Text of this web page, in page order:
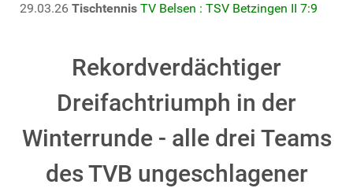
29.03.26 Tischtennis TV Belsen : TSV Betzingen II 7:9
Rekordverdächtiger
Dreifachtriumph in der
Winterrunde - alle drei Teams
des TVB ungeschlagener